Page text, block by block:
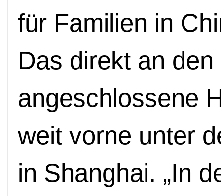
für Familien in
Das direkt an
angeschlossene
weit vorne unter
in Shanghai. „In